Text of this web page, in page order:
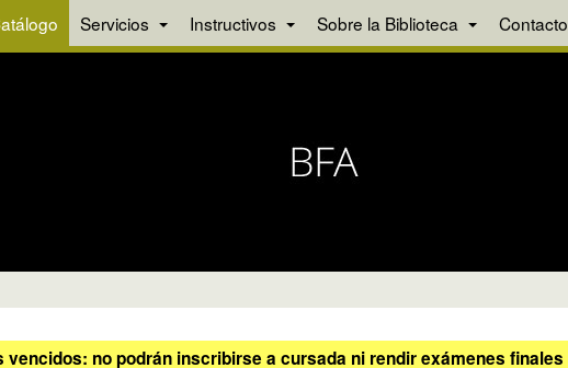
Servicios Instructivos Sobre la Biblioteca Contacto
no podrán inscribirse a cursada ni rendir exámenes finales